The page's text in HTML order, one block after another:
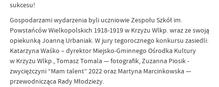
sukcesu!
Gospodarzami wydarzenia byli uczniowie Zespołu Szkół im.
Powstańców Wielkopolskich 1918-1919 w Krzyżu Wlkp. wraz ze swoją
opiekunką Joanną Urbaniak. W jury tegorocznego konkursu zasiedli:
Katarzyna Waśko – dyrektor Miejsko-Gminnego Ośrodka Kultury
w Krzyżu Wlkp., Tomasz Tomala — fotografik, Zuzanna Piosik -
zwyciężczyni “Mam talent” 2022 oraz Martyna Marcinkowska —
przewodnicząca Rady Młodzieży.